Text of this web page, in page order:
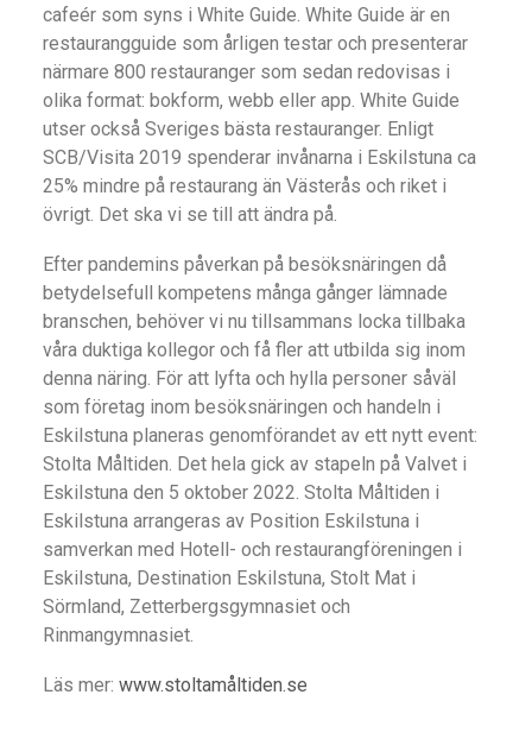
cafeér som syns i White Guide. White Guide är en
restaurangguide som årligen testar och presenterar
närmare 800 restauranger som sedan redovisas i
olika format: bokform, webb eller app. White Guide
utser också Sveriges bästa restauranger. Enligt
SCB/Visita 2019 spenderar invånarna i Eskilstuna ca
25% mindre på restaurang än Västerås och riket i
övrigt. Det ska vi se till att ändra på.
Efter pandemins påverkan på besöksnäringen då
betydelsefull kompetens många gånger lämnade
branschen, behöver vi nu tillsammans locka tillbaka
våra duktiga kollegor och få fler att utbilda sig inom
denna näring. För att lyfta och hylla personer såväl
som företag inom besöksnäringen och handeln i
Eskilstuna planeras genomförandet av ett nytt event:
Stolta Måltiden. Det hela gick av stapeln på Valvet i
Eskilstuna den 5 oktober 2022. Stolta Måltiden i
Eskilstuna arrangeras av Position Eskilstuna i
samverkan med Hotell- och restaurangföreningen i
Eskilstuna, Destination Eskilstuna, Stolt Mat i
Sörmland, Zetterbergsgymnasiet och
Rinmangymnasiet.
Läs mer: www.stoltamåltiden.se